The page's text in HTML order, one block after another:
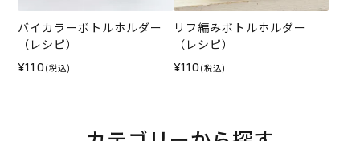
バイカラーボトルホルダー
（レシピ）
¥110 (税込)
リフ編みボトルホルダー
（レシピ）
¥110 (税込)